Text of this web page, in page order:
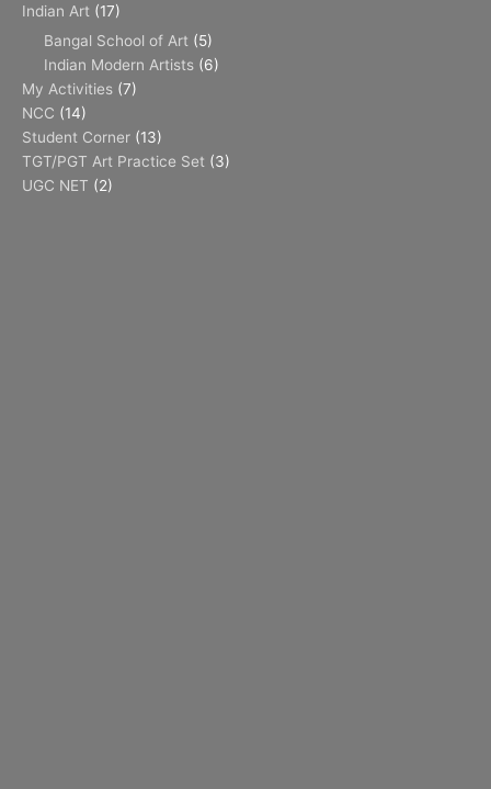
Indian Art (17)
Bangal School of Art (5)
Indian Modern Artists (6)
My Activities (7)
NCC (14)
Student Corner (13)
TGT/PGT Art Practice Set (3)
UGC NET (2)